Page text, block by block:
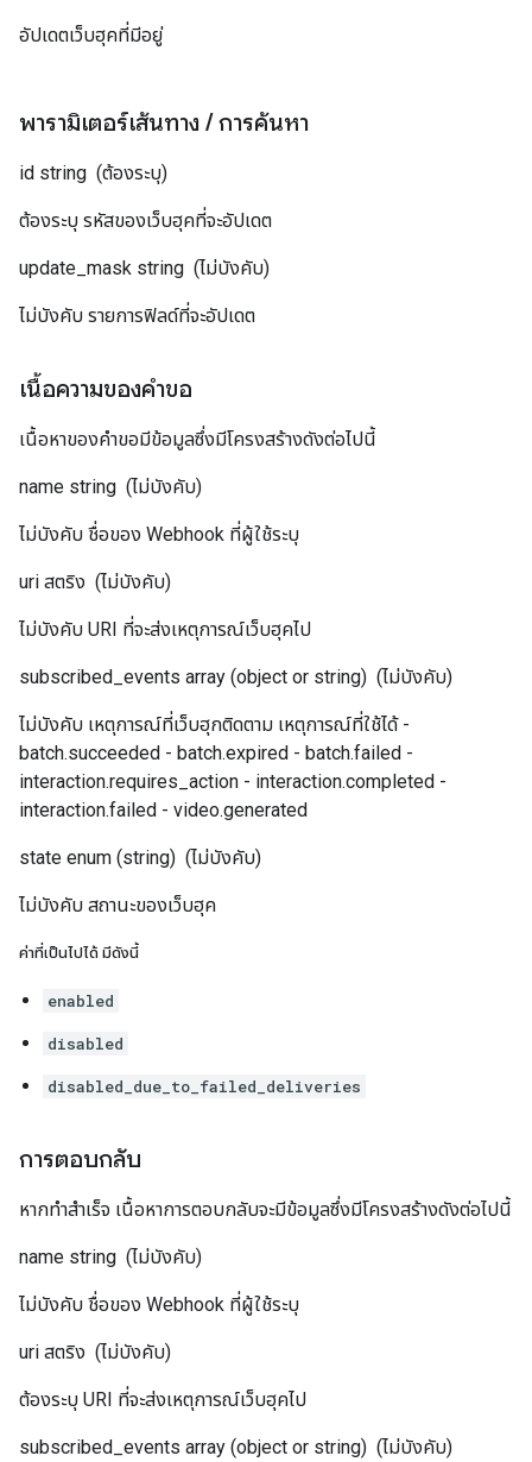
อัปเดตเว็บฮุคที่มีอยู่
พารามิเตอร์เส้นทาง /การค้นหา
id string (ต้องระบุ)
ต้องระบุ รหัสของเว็บฮุคที่จะอัปเดต
update_mask string (ไม่บังคับ)
ไม่บังคับ รายการฟิลด์ที่จะอัปเดต
เนื้อความของคำขอ
เนื้อหาของคำขอมีข้อมูลซึ่งมีโครงสร้างดังต่อไปนี้
name string (ไม่บังคับ)
ไม่บังคับ ชื่อของ Webhook ที่ผู้ใช้ระบุ
uri สตริง (ไม่บังคับ)
ไม่บังคับ URI ที่จะส่งเหตุการณ์เว็บฮุคไป
subscribed_events array (object or string) (ไม่บังคับ)
ไม่บังคับ เหตุการณ์ที่เว็บฮุกติดตาม เหตุการณ์ที่ใช้ได้ -
batch.succeeded - batch.expired - batch.failed -
interaction.requires_action - interaction.completed -
interaction.failed - video.generated
state enum (string) (ไม่บังคับ)
ไม่บังคับ สถานะของเว็บฮุค
ค่าที่เป็นไปได้ มีดังนี้
enabled
disabled
disabled_due_to_failed_deliveries
การตอบกลับ
หากทำสำเร็จ เนื้อหาการตอบกลับจะมีข้อมูลซึ่งมีโครงสร้างดังต่อไปนี้
name string (ไม่บังคับ)
ไม่บังคับ ชื่อของ Webhook ที่ผู้ใช้ระบุ
uri สตริง (ไม่บังคับ)
ต้องระบุ URI ที่จะส่งเหตุการณ์เว็บฮุคไป
subscribed_events array (object or string) (ไม่บังคับ)